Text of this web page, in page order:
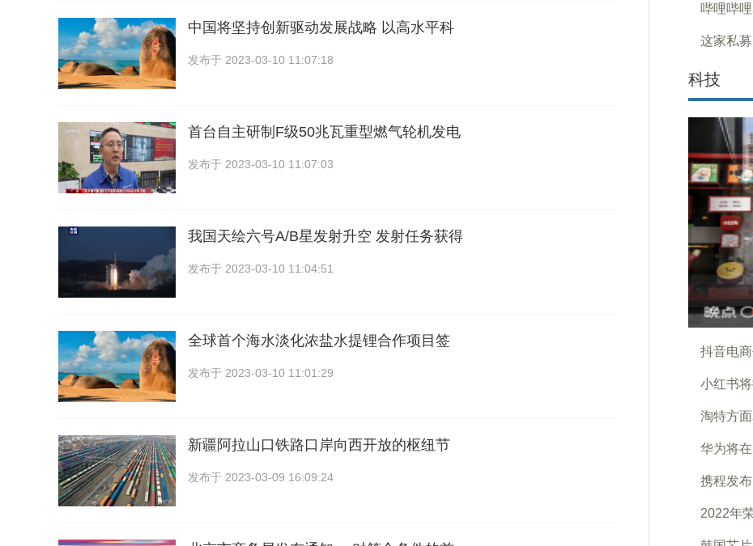
中国将坚持创新驱动发展战略 以高水平科
发布于 2023-03-10 11:07:18
首台自主研制F级50兆瓦重型燃气轮机发电
发布于 2023-03-10 11:07:03
我国天绘六号A/B星发射升空 发射任务获得
发布于 2023-03-10 11:04:51
全球首个海水淡化浓盐水提锂合作项目签
发布于 2023-03-10 11:01:29
新疆阿拉山口铁路口岸向西开放的枢纽节
发布于 2023-03-09 16:09:24
哔哩哔
这家私
科技
抖音电
小红书
淘特方
华为将
携程发
2022年